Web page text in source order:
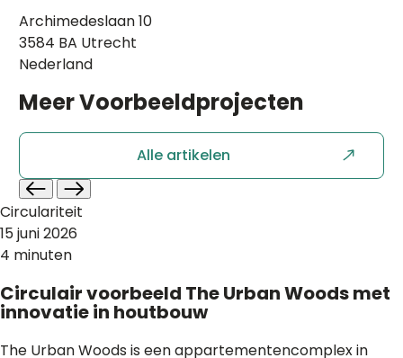
Archimedeslaan 10
3584 BA Utrecht
Nederland
MeerVoorbeeldprojecten
Alle artikelen
Circulariteit
15 juni 2026
4 minuten
Circulair voorbeeld The Urban Woods met
innovatie in houtbouw
The Urban Woods is een appartementencomplex in